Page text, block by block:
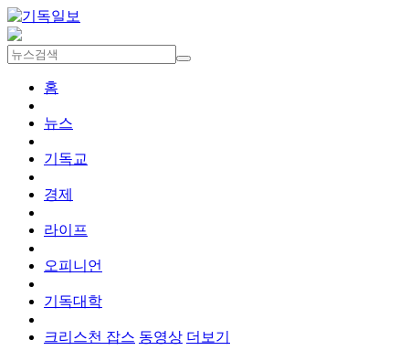
홈
뉴스
기독교
경제
라이프
오피니언
기독대학
크리스천 잡스 동영상 더보기